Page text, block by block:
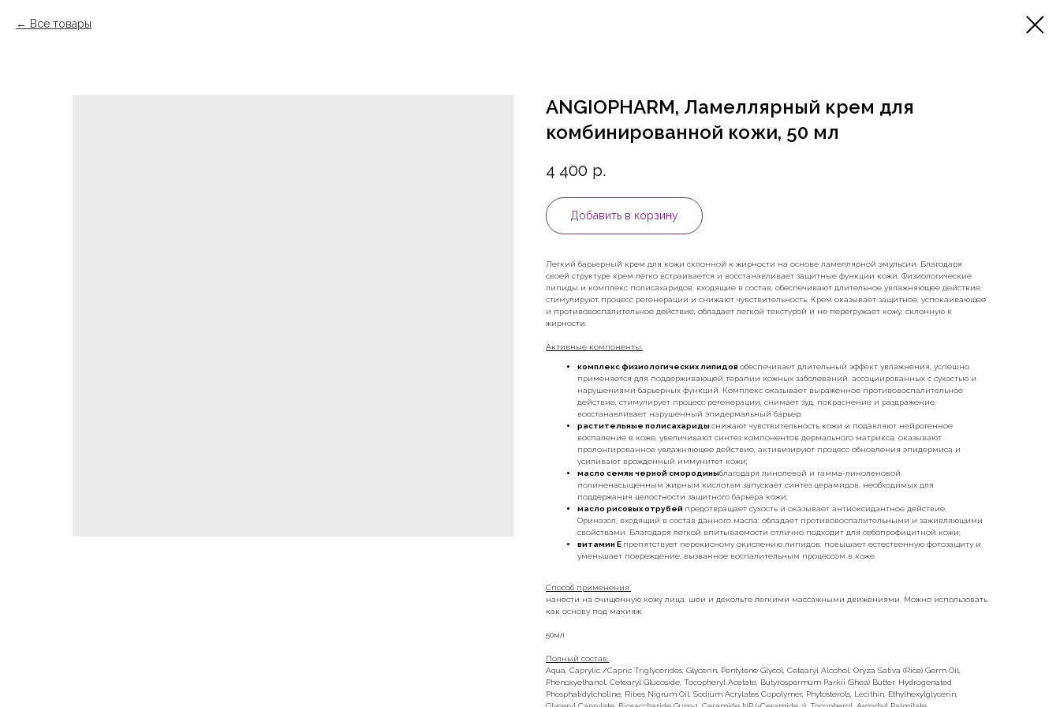
Все товары
ANGIOPHARM, Ламеллярный крем для
комбинированной кожи, 50 мл
4 400 р.
Добавить в корзину
Легкий барьерный крем для кожи склонной к жирности на основе ламеллярной эмульсии. Благодаря
своей структуре крем легко встраивается и восстанавливает защитные функции кожи. Физиологические
липиды и комплекс полисахаридов, входящие в состав, обеспечивают длительное увлажняющее действие,
стимулируют процесс регенерации и снижают чувствительность. Крем оказывает защитное, успокаивающее
и противовоспалительное действие, обладает легкой текстурой и не перегружает кожу, склонную к
жирности.
Активные компоненты:
комплекс физиологических липидовобеспечивает длительный эффект увлажнения, успешно
применяется для поддерживающей терапии кожных заболеваний, ассоциированных с сухостью и
нарушениями барьерных функций. Комплекс оказывает выраженное противовоспалительное
действие, стимулирует процесс регенерации, снимает зуд, покраснение и раздражение,
восстанавливает нарушенный эпидермальный барьер;
растительные полисахаридыснижают чувствительность кожи и подавляют нейрогенное
воспаление в коже, увеличивают синтез компонентов дермального матрикса, оказывают
пролонгированное увлажняющее действие, активизируют процесс обновления эпидермиса и
усиливают врожденный иммунитет кожи;
масло семян черной смородиныблагодаря линолевой и гамма-линоленовой
полиненасыщенным жирным кислотам запускает синтез церамидов, необходимых для
поддержания целостности защитного барьера кожи;
масло рисовых отрубей предотвращает сухость и оказывает антиоксидантное действие.
Ориназол, входящий в состав данного масла, обладает противовоспалительными и заживляющими
свойствами. Благодаря легкой впитываемости отлично подходит для себопрофицитной кожи;
витамин Е препятствует перекисному окислению липидов, повышает естественную фотозащиту и
уменьшает повреждение, вызванное воспалительным процессом в коже.
Способ применения:
нанести на очищенную кожу лица, шеи и декольте легкими массажными движениями. Можно использовать
как основу под макияж.
50мл
Полный состав:
Aqua, Caprylic /Capric Triglycerides, Glycerin, Pentylene Glycol, Cetearyl Alcohol, Oryza Sativa (Rice) Germ Oil,
Рhenoxyethanol, Cetearyl Glucoside, Tocopheryl Acetate, Butyrospermum Parkii (Shea) Butter, Hydrogenated
Phosphatidylcholine, Ribes Nigrum Oil, Sodium Acrylates Copolymer, Phytosterols, Lecithin, Ethylhexylglycerin,